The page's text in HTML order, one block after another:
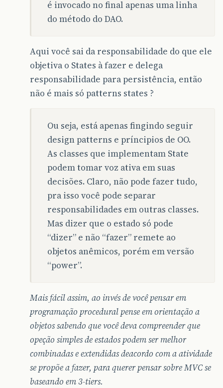
é invocado no final apenas uma linha
do método do DAO.
Aqui você sai da responsabilidade do que ele
objetiva o States à fazer e delega
responsabilidade para persistência, então
não é mais só patterns states ?
Ou seja, está apenas fingindo seguir
design patterns e príncipios de OO.
As classes que implementam State
podem tomar voz ativa em suas
decisões. Claro, não pode fazer tudo,
pra isso você pode separar
responsabilidades em outras classes.
Mas dizer que o estado só pode
“dizer” e não “fazer” remete ao
objetos anêmicos, porém em versão
“power”.
Mais fácil assim, ao invés de você pensar em
programação procedural pense em orientação a
objetos sabendo que você deva compreender que
opeção simples de estados podem ser melhor
combinadas e extendidas deacordo com a atividade
se propõe a fazer, para querer pensar sobre MVC se
baseando em 3-tiers.